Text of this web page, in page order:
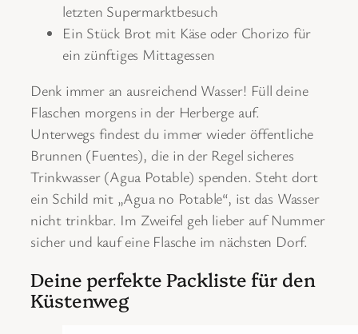
letzten Supermarktbesuch
Ein Stück Brot mit Käse oder Chorizo für
ein zünftiges Mittagessen
Denk immer an ausreichend Wasser! Füll deine
Flaschen morgens in der Herberge auf.
Unterwegs findest du immer wieder öffentliche
Brunnen (Fuentes), die in der Regel sicheres
Trinkwasser (Agua Potable) spenden. Steht dort
ein Schild mit „Agua no Potable“, ist das Wasser
nicht trinkbar. Im Zweifel geh lieber auf Nummer
sicher und kauf eine Flasche im nächsten Dorf.
Deine perfekte Packliste für den
Küstenweg